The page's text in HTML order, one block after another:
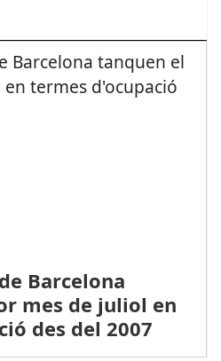
Barcelona
mes de juliol en
des del 2007